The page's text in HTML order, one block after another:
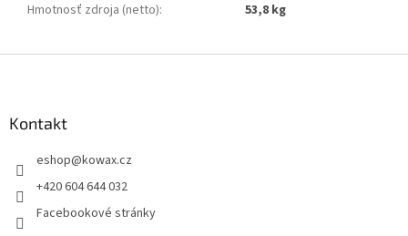
Hmotnosť zdroja (netto): 53,8 kg
Kontakt
eshop@kowax.cz
+420 604 644 032
Facebookové stránky